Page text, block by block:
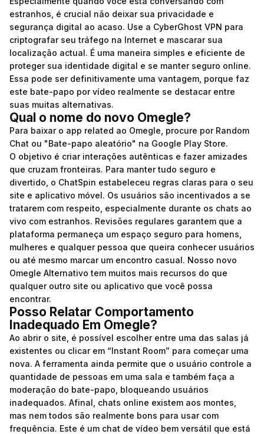
estranhos, é crucial não deixar sua privacidade e
segurança digital ao acaso. Use a CyberGhost VPN para
criptografar seu tráfego na Internet e mascarar sua
localização actual. É uma maneira simples e eficiente de
proteger sua identidade digital e se manter seguro online.
Essa pode ser definitivamente uma vantagem, porque faz
este bate-papo por vídeo realmente se destacar entre
suas muitas alternativas.
Qual o nome do novo Omegle?
Para baixar o app related ao Omegle, procure por Random
Chat ou "Bate-papo aleatório" na Google Play Store.
O objetivo é criar interações autênticas e fazer amizades
que cruzam fronteiras. Para manter tudo seguro e
divertido, o ChatSpin estabeleceu regras claras para o seu
site e aplicativo móvel. Os usuários são incentivados a se
tratarem com respeito, especialmente durante os chats ao
vivo com estranhos. Revisões regulares garantem que a
plataforma permaneça um espaço seguro para homens,
mulheres e qualquer pessoa que queira conhecer usuários
ou até mesmo marcar um encontro casual. Nosso novo
Omegle Alternativo tem muitos mais recursos do que
qualquer outro site ou aplicativo que você possa
encontrar.
Posso Relatar Comportamento
Inadequado Em Omegle?
Ao abrir o site, é possível escolher entre uma das salas já
existentes ou clicar em “Instant Room” para começar uma
nova. A ferramenta ainda permite que o usuário controle a
quantidade de pessoas em uma sala e também faça a
moderação do bate-papo, bloqueando usuários
inadequados. Afinal, chats online existem aos montes,
mas nem todos são realmente bons para usar com
frequência. Este é um chat de vídeo bem versátil que está